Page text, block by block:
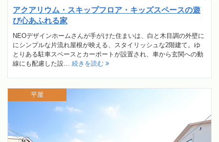
アクアリウム・スキップフロア・キッズスペースの遊
び心あふれる家
NEOデザインホームさんが手がけた住まいは、白と木目調の外壁に
にシンプルな片流れ屋根が映える、スタイリッシュな2階建て。ゆ
とりある駐車スペースとカーポートが設置され、車から玄関への動
線にも配慮した設… 続きを読む
平屋